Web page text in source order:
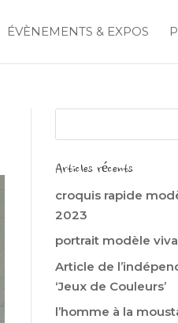
ÉVÈNEMENTS & EXPOS
Articles récents
croquis rapide
2023
portrait modèle
Article de
‘Jeux de Couleurs’
l’homme à la